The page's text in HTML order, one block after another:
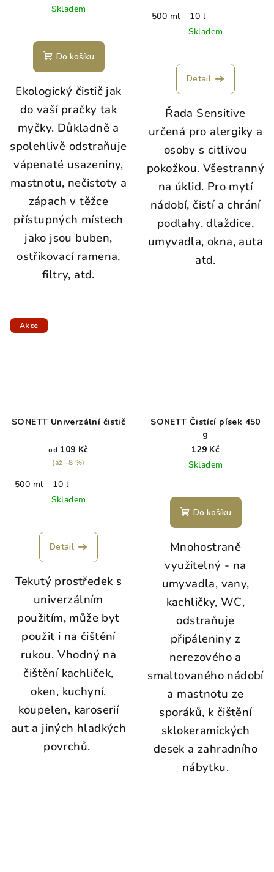
Skladem
Do košíku
Ekologický čistič jak
do vaší pračky tak
myčky. Důkladně a
spolehlivě odstraňuje
vápenaté usazeniny,
mastnotu, nečistoty a
zápach v těžce
přístupných místech
jako jsou buben,
ostřikovací ramena,
filtry, atd.
500 ml
10 l
Skladem
Detail
Řada Sensitive
určená pro alergiky a
osoby s citlivou
pokožkou. Všestranný
na úklid. Pro mytí
nádobí, čistí a chrání
podlahy, dlaždice,
umyvadla, okna, auta
atd.
Akce
SONETT Univerzální čistič
od 109 Kč
(až –8 %)
500 ml
10 l
Skladem
Detail
Tekutý prostředek s
univerzálním
použitím, může byt
použit i na čištění
rukou. Vhodný na
čištění kachliček,
oken, kuchyní,
koupelen, karoserií
aut a jiných hladkých
povrchů.
SONETT Čistící písek 450
g
129 Kč
Skladem
Do košíku
Mnohostraně
využitelný - na
umyvadla, vany,
kachličky, WC,
odstraňuje
připáleniny z
nerezového a
smaltovaného nádobí
a mastnotu ze
sporáků, k čištění
sklokeramických
desek a zahradního
nábytku.